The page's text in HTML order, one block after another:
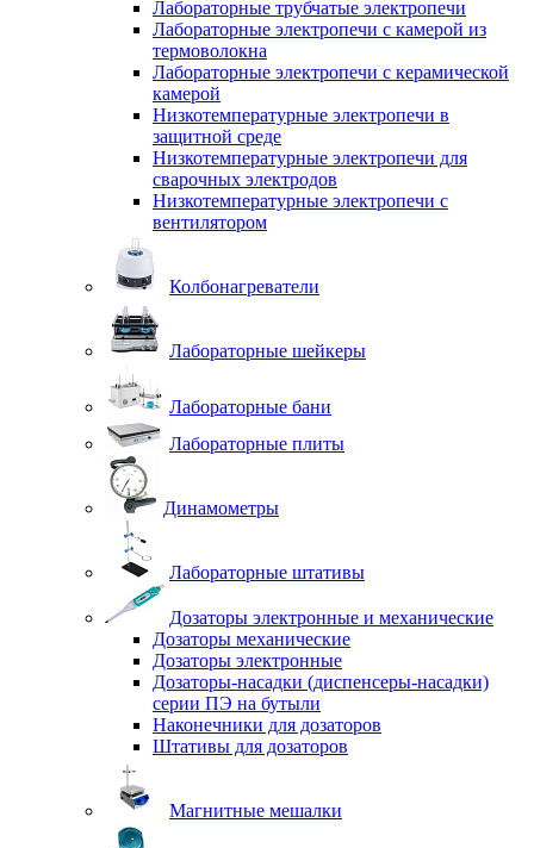
Лабораторные трубчатые электропечи
Лабораторные электропечи с камерой из
термоволокна
Лабораторные электропечи с керамической
камерой
Низкотемпературные электропечи в
защитной среде
Низкотемпературные электропечи для
cварочных электродов
Низкотемпературные электропечи с
вентилятором
Колбонагреватели
Лабораторные шейкеры
Лабораторные бани
Лабораторные плиты
Динамометры
Лабораторные штативы
Дозаторы электронные и механические
Дозаторы механические
Дозаторы электронные
Дозаторы-насадки (диспенсеры-насадки)
серии ПЭ на бутыли
Наконечники для дозаторов
Штативы для дозаторов
Магнитные мешалки